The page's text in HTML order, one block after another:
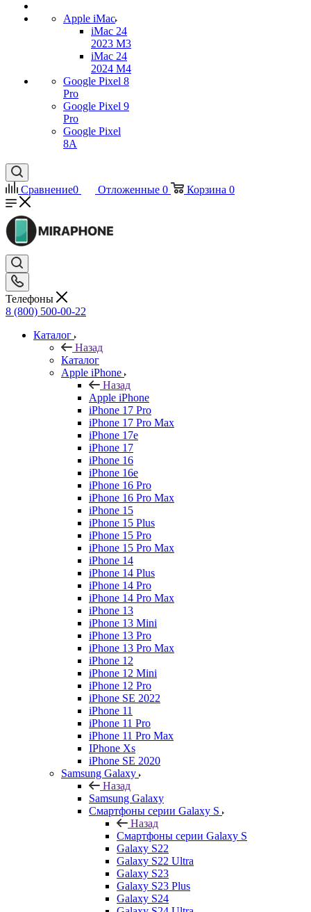
Apple iMac
iMac 24
2023 M3
iMac 24
2024 M4
Google Pixel 8
Pro
Google Pixel 9
Pro
Google Pixel
8A
Сравнение0 Отложенные 0 Корзина 0
Телефоны
8 (800) 500-00-22
Каталог
Назад
Каталог
Apple iPhone
Назад
Apple iPhone
iPhone 17 Pro
iPhone 17 Pro Max
iPhone 17e
iPhone 17
iPhone 16
iPhone 16e
iPhone 16 Pro
iPhone 16 Pro Max
iPhone 15
iPhone 15 Plus
iPhone 15 Pro
iPhone 15 Pro Max
iPhone 14
iPhone 14 Plus
iPhone 14 Pro
iPhone 14 Pro Max
iPhone 13
iPhone 13 Mini
iPhone 13 Pro
iPhone 13 Pro Max
iPhone 12
iPhone 12 Mini
iPhone 12 Pro
iPhone SE 2022
iPhone 11
iPhone 11 Pro
iPhone 11 Pro Max
IPhone Xs
iPhone SE 2020
Samsung Galaxy
Назад
Samsung Galaxy
Смартфоны серии Galaxy S
Назад
Смартфоны серии Galaxy S
Galaxy S22
Galaxy S22 Ultra
Galaxy S23
Galaxy S23 Plus
Galaxy S24